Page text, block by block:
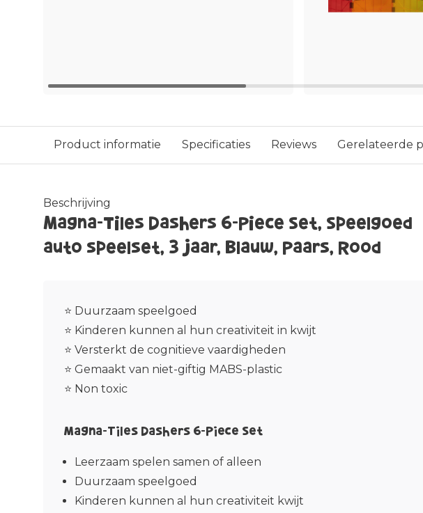
Product informatie Specificaties Reviews Gerelateerde
Beschrijving
Magna-Tiles Dashers 6-Piece Set, Speelgoed
auto speelset, 3 jaar, Blauw, Paars, Rood
⭐ Duurzaam speelgoed
⭐ Kinderen kunnen al hun creativiteit in kwijt
⭐ Versterkt de cognitieve vaardigheden
⭐ Gemaakt van niet-giftig MABS-plastic
⭐ Non toxic
Magna-Tiles Dashers 6-Piece Set
Leerzaam spelen samen of alleen
Duurzaam speelgoed
Kinderen kunnen al hun creativiteit kwijt